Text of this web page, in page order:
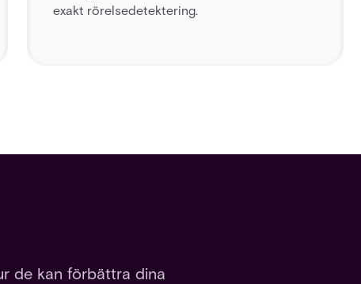
exakt rörelsedetektering.
de kan förbättra dina